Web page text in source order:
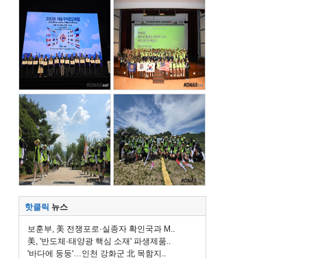
핫클릭 뉴스
보훈부, 美 전쟁포로·실종자 확인국과 M..
美, '반도체·태양광 핵심 소재' 파생제품..
'바다에 둥둥'…인천 강화군 北 목함지..